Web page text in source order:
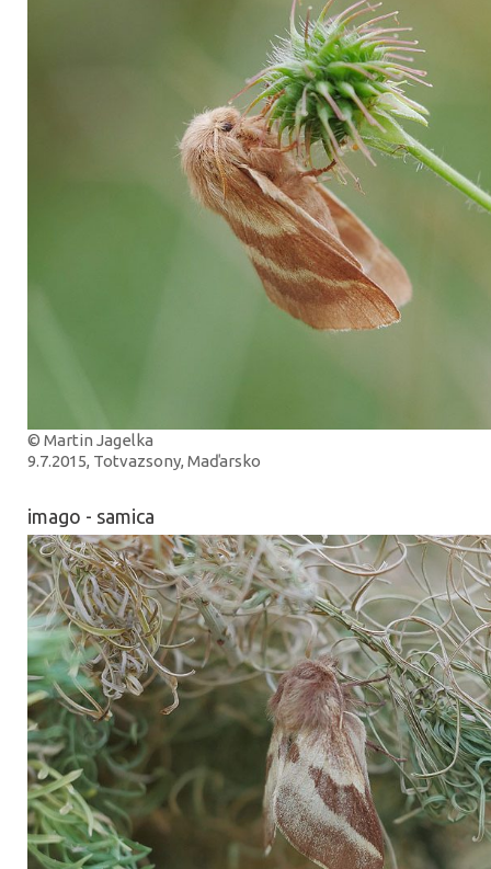
© Martin Jagelka
9.7.2015, Totvazsony, Maďarsko
imago - samica